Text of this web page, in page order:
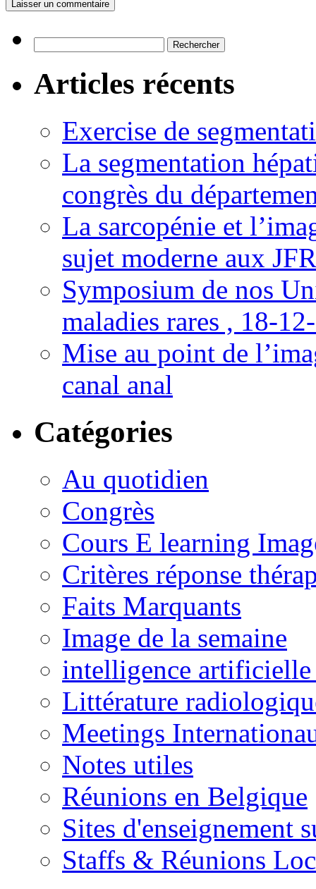
Articles récents
Exercise de
La segmentation
congrès du
La sarcopénie et
sujet moderne aux
Symposium de nos
maladies rares , 18-
Mise au point de
canal anal
Catégories
Au quotidien
Congrès
Cours E learning
Critères réponse
Faits Marquants
Image de la semaine
intelligence
Littérature
Meetings
Notes utiles
Réunions en Belgique
Sites d'enseignement
Staffs & Réunions